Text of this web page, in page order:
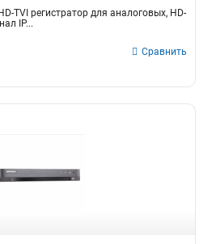
TVI регистратор для аналоговых, HD-
IP...
Сравнить